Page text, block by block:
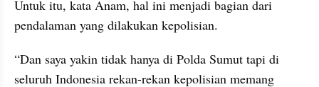
Untuk itu, kata Anam, hal ini menjadi bagian dari
pendalaman yang dilakukan kepolisian.
“Dan saya yakin tidak hanya di Polda Sumut tapi di
seluruh Indonesia rekan-rekan kepolisian memang